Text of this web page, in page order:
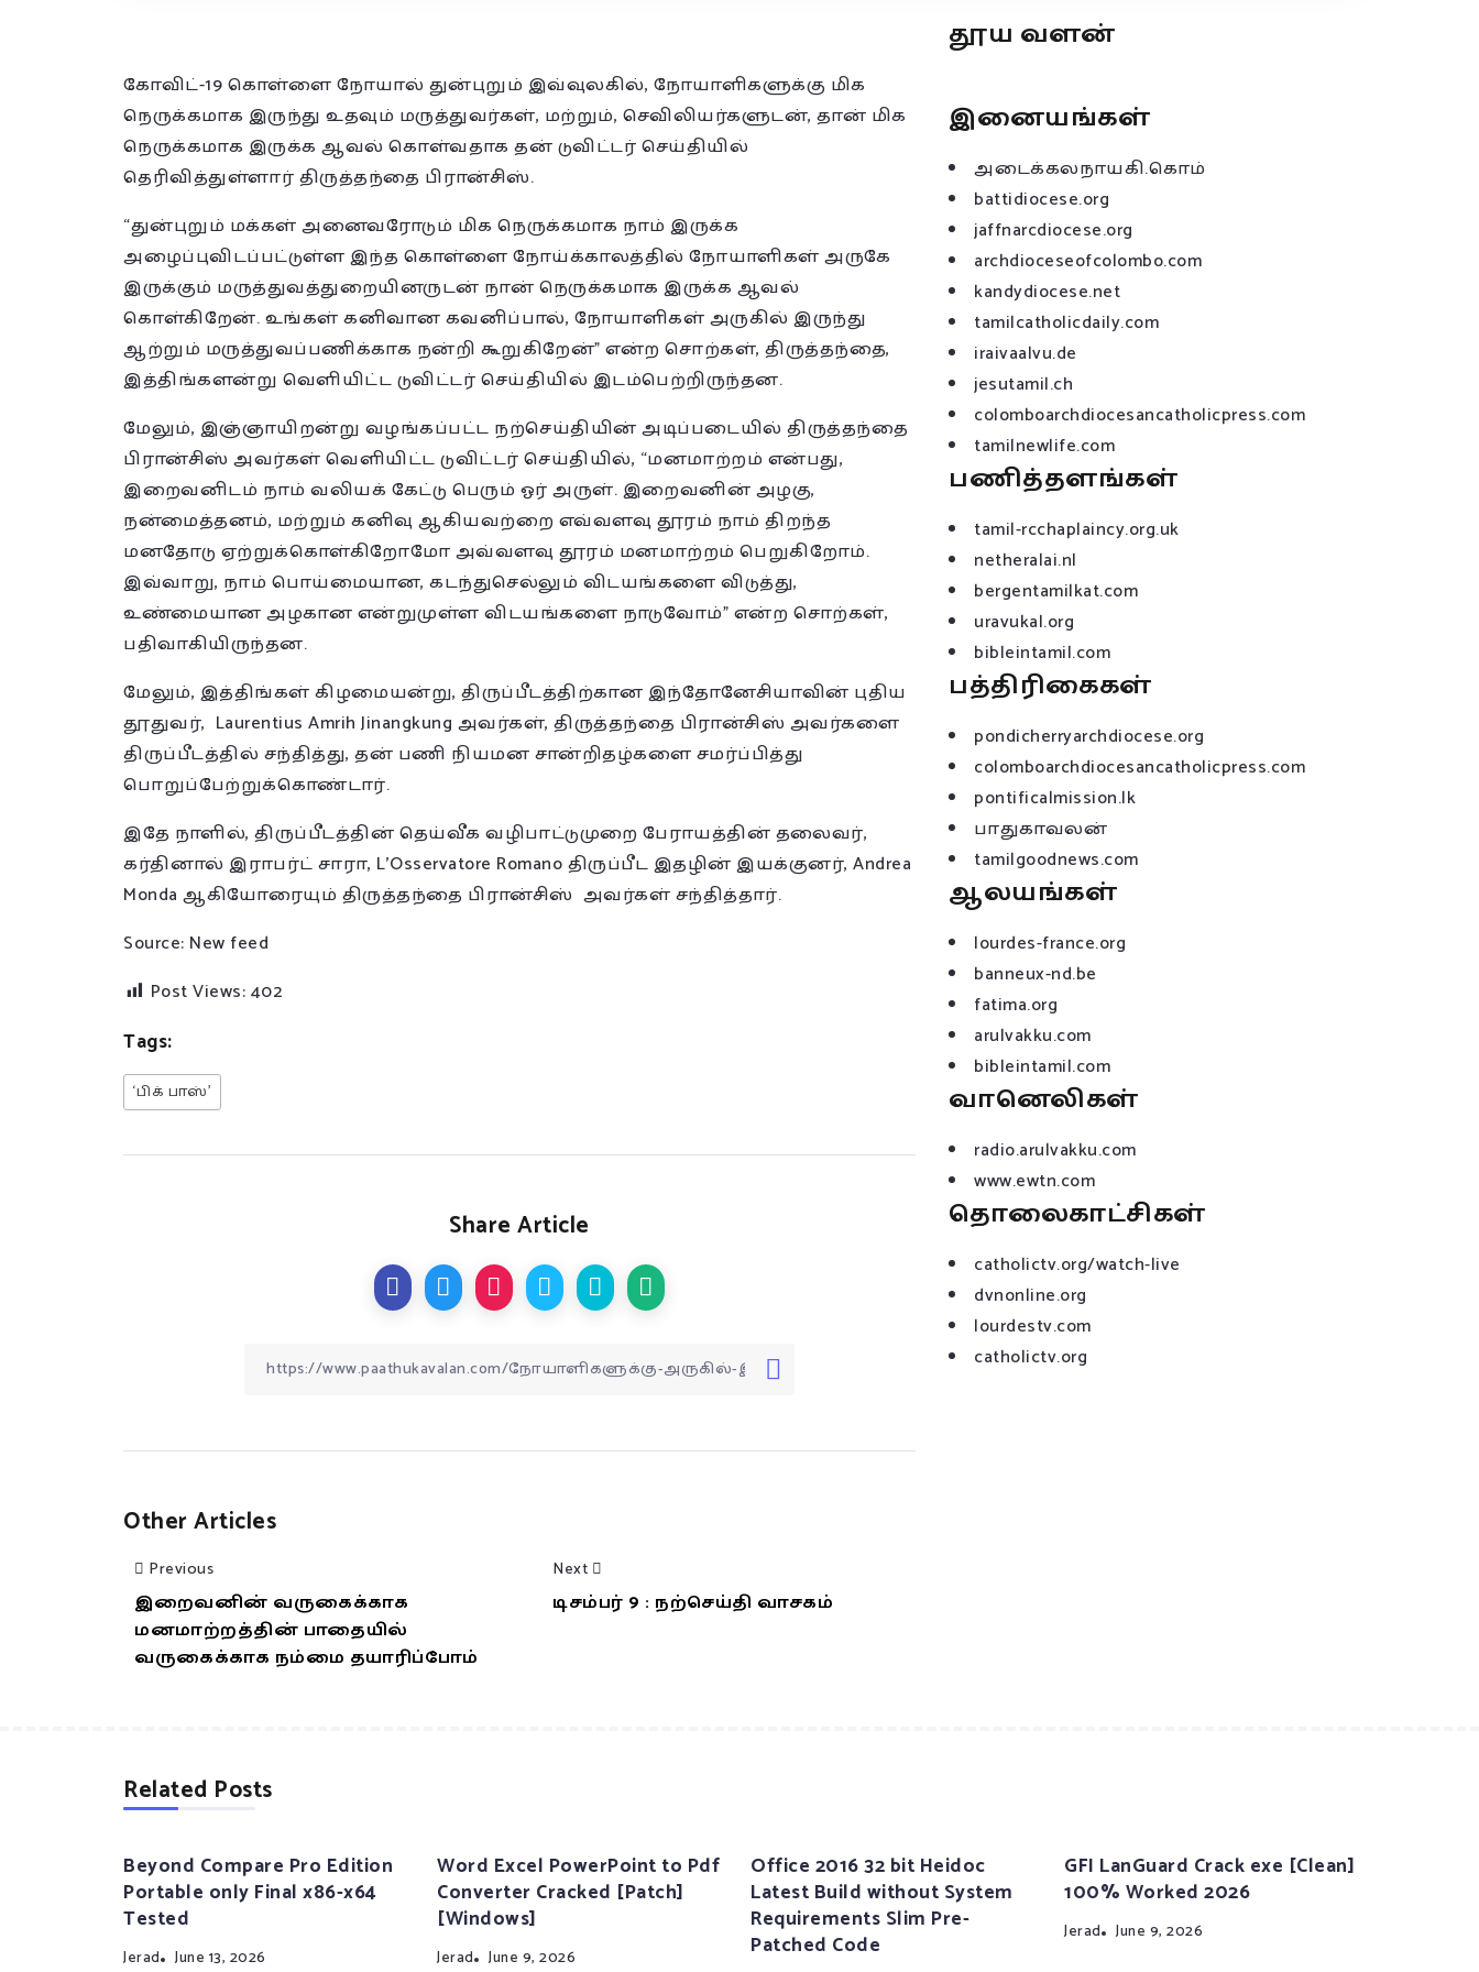
கோவிட்-19 கொள்ளை நோயால் துன்புறும் இவ்வுலகில், நோயாளிகளுக்கு மிக
நெருக்கமாக இருந்து உதவும் மருத்துவர்கள், மற்றும், செவிலியர்களுடன், தான் மிக
நெருக்கமாக இருக்க ஆவல் கொள்வதாக தன் டுவிட்டர் செய்தியில்
தெரிவித்துள்ளார் திருத்தந்தை பிரான்சிஸ்.
“துன்புறும் மக்கள் அனைவரோடும் மிக நெருக்கமாக நாம் இருக்க
அழைப்புவிடப்பட்டுள்ள இந்த கொள்ளை நோய்க்காலத்தில் நோயாளிகள் அருகே
இருக்கும் மருத்துவத்துறையினருடன் நான் நெருக்கமாக இருக்க ஆவல்
கொள்கிறேன். உங்கள் கனிவான கவனிப்பால், நோயாளிகள் அருகில் இருந்து
ஆற்றும் மருத்துவப்பணிக்காக நன்றி கூறுகிறேன்” என்ற சொற்கள், திருத்தந்தை,
இத்திங்களன்று வெளியிட்ட டுவிட்டர் செய்தியில் இடம்பெற்றிருந்தன.
மேலும், இஞ்ஞாயிறன்று வழங்கப்பட்ட நற்செய்தியின் அடிப்படையில் திருத்தந்தை
பிரான்சிஸ் அவர்கள் வெளியிட்ட டுவிட்டர் செய்தியில், “மனமாற்றம் என்பது,
இறைவனிடம் நாம் வலியக் கேட்டு பெரும் ஓர் அருள். இறைவனின் அழகு,
நன்மைத்தனம், மற்றும் கனிவு ஆகியவற்றை எவ்வளவு தூரம் நாம் திறந்த
மனதோடு ஏற்றுக்கொள்கிறோமோ அவ்வளவு தூரம் மனமாற்றம் பெறுகிறோம்.
இவ்வாறு, நாம் பொய்மையான, கடந்துசெல்லும் விடயங்களை விடுத்து,
உண்மையான அழகான என்றுமுள்ள விடயங்களை நாடுவோம்” என்ற சொற்கள்,
பதிவாகியிருந்தன.
மேலும், இத்திங்கள் கிழமையன்று, திருப்பீடத்திற்கான இந்தோனேசியாவின் புதிய
தூதுவர், Laurentius Amrih Jinangkung அவர்கள், திருத்தந்தை பிரான்சிஸ் அவர்களை
திருப்பீடத்தில் சந்தித்து, தன் பணி நியமன சான்றிதழ்களை சமர்ப்பித்து
பொறுப்பேற்றுக்கொண்டார்.
இதே நாளில், திருப்பீடத்தின் தெய்வீக வழிபாட்டுமுறை பேராயத்தின் தலைவர்,
கர்தினால் இராபர்ட் சாரா, L’Osservatore Romano திருப்பீட இதழின் இயக்குனர், Andrea
Monda ஆகியோரையும் திருத்தந்தை பிரான்சிஸ் அவர்கள் சந்தித்தார்.
Source: New feed
Post Views:402
Tags:
‘பிக் பாஸ்’
Share Article
Other Articles
Previous
இறைவனின் வருகைக்காக
மனமாற்றத்தின் பாதையில்
வருகைக்காக நம்மை தயாரிப்போம்
Next
டிசம்பர் 9 : நற்செய்தி வாசகம்
தூய வளன்
இனையங்கள்
அடைக்கலநாயகி.கொம்
battidiocese.org
jaffnarcdiocese.org
archdioceseofcolombo.com
kandydiocese.net
tamilcatholicdaily.com
iraivaalvu.de
jesutamil.ch
colomboarchdiocesancatholicpress.com
tamilnewlife.com
பணித்தளங்கள்
tamil-rcchaplaincy.org.uk
netheralai.nl
bergentamilkat.com
uravukal.org
bibleintamil.com
பத்திரிகைகள்
pondicherryarchdiocese.org
colomboarchdiocesancatholicpress.com
pontificalmission.lk
பாதுகாவலன்
tamilgoodnews.com
ஆலயங்கள்
lourdes-france.org
banneux-nd.be
fatima.org
arulvakku.com
bibleintamil.com
வானெலிகள்
radio.arulvakku.com
www.ewtn.com
தொலைகாட்சிகள்
catholictv.org/watch-live
dvnonline.org
lourdestv.com
catholictv.org
Related Posts
Beyond Compare Pro Edition
Portable only Final x86-x64
Tested
Jerad June 13, 2026
Word Excel PowerPoint to Pdf
Converter Cracked [Patch]
[Windows]
Jerad June 9, 2026
Office 2016 32 bit Heidoc
Latest Build without System
Requirements Slim Pre-
Patched Code
GFI LanGuard Crack exe [Clean]
100% Worked 2026
Jerad June 9, 2026